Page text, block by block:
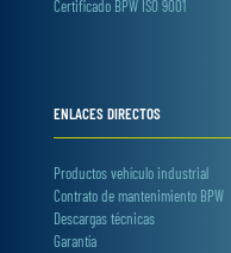
Certificado BPW ISO 9001
ENLACES DIRECTOS
Productos vehículo industrial
Contrato de mantenimiento BPW
Descargas técnicas
Garantía